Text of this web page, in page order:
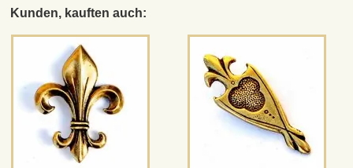
Kunden, kauften auch:
*Alle Preise inkl. MwSt., inkl. Verpackungskosten, zggl. Versandkosten und zzgl.
eventueller Zölle (bei Nicht-EU-Ländern). Durchgestrichene Preise entsprechen dem
Zur klassischen Website